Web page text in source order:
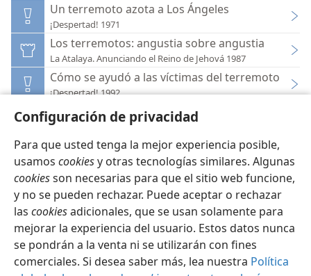
Configuración de privacidad
Para que usted tenga la mejor experiencia posible,
usamos cookiesy otras tecnologías similares. Algunas
cookiesson necesarias para que el sitio web funcione,
y no se pueden rechazar. Puede aceptar o rechazar
las cookiesadicionales, que se usan solamente para
mejorar la experiencia del usuario. Estos datos nunca
se pondrán a la venta ni se utilizarán con fines
comerciales. Si desea saber más, lea nuestra Política
Un terremoto azota a Los Ángeles
¡Despertad! 1971
Los terremotos: angustia sobre angustia
La Atalaya. Anunciando el Reino de Jehová 1987
Cómo se ayudó a las víctimas del terremoto
¡Despertad! 1992
Español Configuración
Copyright© 2026 Watch Tower Bible and Tract Society of Pennsylvania
Condiciones de uso
Política de privacidad
Configuración de privacidad
JW.ORG Iniciar sesión